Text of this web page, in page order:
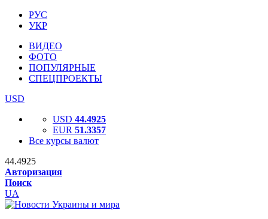
РУС
УКР
ВИДЕО
ФОТО
ПОПУЛЯРНЫЕ
СПЕЦПРОЕКТЫ
USD
USD 44.4925
EUR 51.3357
Все курсы валют
44.4925
Авторизация
Поиск
UA